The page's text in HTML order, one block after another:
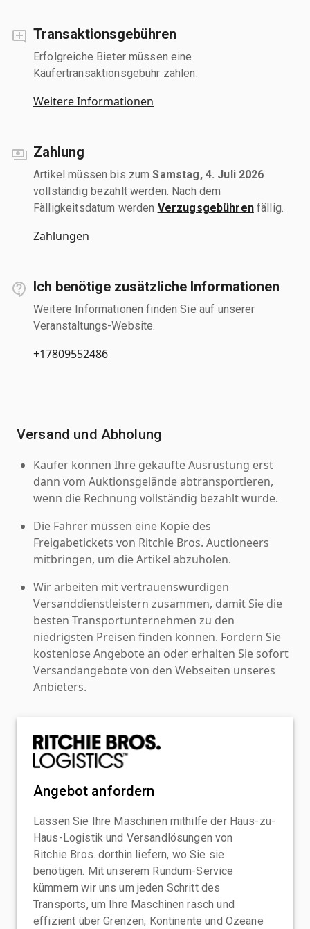
Transaktionsgebühren
Erfolgreiche Bieter müssen eine
Käufertransaktionsgebühr zahlen.
Weitere Informationen
Zahlung
Artikel müssen bis zumSamstag, 4. Juli 2026
vollständig bezahlt werden. Nach dem
Fälligkeitsdatum werden Verzugsgebührenfällig.
Zahlungen
Ich benötige zusätzliche Informationen
Weitere Informationen finden Sie auf unserer
Veranstaltungs-Website.
+17809552486
Versand und Abholung
Käufer können Ihre gekaufte Ausrüstung erst
dann vom Auktionsgelände abtransportieren,
wenn die Rechnung vollständig bezahlt wurde.
Die Fahrer müssen eine Kopie des
Freigabetickets von Ritchie Bros. Auctioneers
mitbringen, um die Artikel abzuholen.
Wir arbeiten mit vertrauenswürdigen
Versanddienstleistern zusammen, damit Sie die
besten Transportunternehmen zu den
niedrigsten Preisen finden können. Fordern Sie
kostenlose Angebote an oder erhalten Sie sofort
Versandangebote von den Webseiten unseres
Anbieters.
Angebot anfordern
Lassen Sie Ihre Maschinen mithilfe der Haus-zu-
Haus-Logistik und Versandlösungen von
Ritchie Bros. dorthin liefern, wo Sie sie
benötigen. Mit unserem Rundum-Service
kümmern wir uns um jeden Schritt des
Transports, um Ihre Maschinen rasch und
effizient über Grenzen, Kontinente und Ozeane